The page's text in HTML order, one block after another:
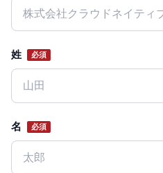
姓 必須
名 必須